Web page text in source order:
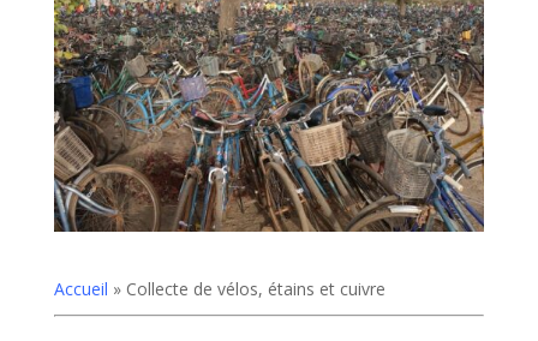
Accueil » Collecte de vélos, étains et cuivre